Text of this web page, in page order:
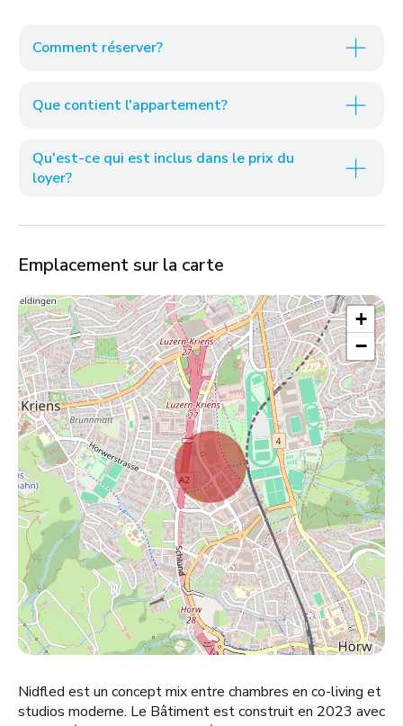
Comment réserver?
Que contient l'appartement?
Qu'est-ce qui est inclus dans le prix du
loyer?
Emplacement sur la carte
+
−
Nidfled est un concept mix entre chambres en co-living et
studios moderne. Le Bâtiment est construit en 2023 avec